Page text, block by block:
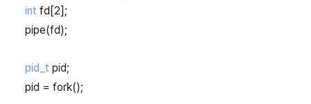
int fd[2];
pipe(fd);
pid_t pid;
pid = fork();